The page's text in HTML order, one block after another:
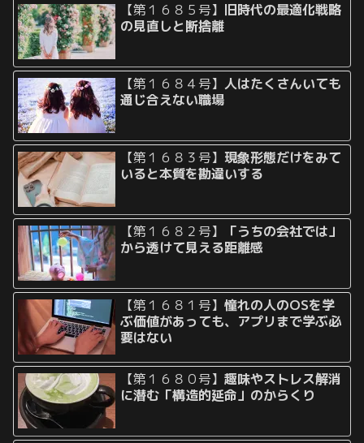
【第１６８５号】 旧時代の最適化戦略
の見直しと断捨離
【第１６８４号】人はたくさんいても
通じ合えない職場
【第１６８３号】現象形態だけをみて
いると本質を勘違いする
【第１６８２号】
「うちの会社では」
から透けて見える距離感
【第１６８１号】憧れの人のOSを学
ぶ価値があっても、アプリまで学ぶ必
要はない
【第１６８０号】趣味やストレス解消
に潜む「構造的延命」のからくり